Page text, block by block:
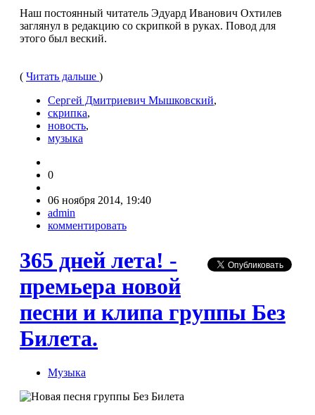
Наш постоянный читатель Эдуард Иванович Охтилев
заглянул в редакцию со скрипкой в руках. Повод для
этого был веский.
( Читать дальше )
Сергей Дмитриевич Мышковский,
скрипка,
новость,
музыка
0
06 ноября 2014, 19:40
admin
комментировать
365 дней лета! -
премьера новой
песни и клипа группы Без
Билета.
Музыка